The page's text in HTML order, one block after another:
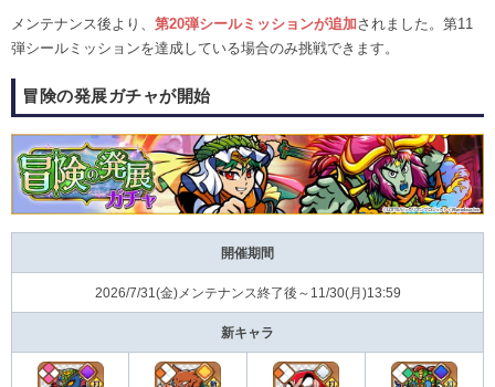
メンテナンス後より、 第20弾シールミッションが追加されました。第11
弾シールミッションを達成している場合のみ挑戦できます。
冒険の発展ガチャが開始
開催期間
2026/7/31(金)メンテナンス終了後～11/30(月)13:59
新キャラ